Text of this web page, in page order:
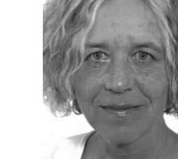
EVENTS
REISEFÜHRER
REISEMAGAZINE